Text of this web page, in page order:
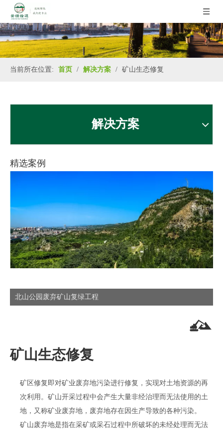
当前所在位置: 首页 / 解决方案 / 矿山生态修复
解决方案
精选案例
北山公园废弃矿山复绿工程
矿山生态修复
矿区修复即对矿业废弃地污染进行修复，实现对土地资源的再
次利用。矿山开采过程中会产生大量非经治理而无法使用的土
地，又称矿业废弃地，废弃地存在因生产导致的各种污染。
矿山废弃地是指在采矿或采石过程中所破坏的未经处理而无法